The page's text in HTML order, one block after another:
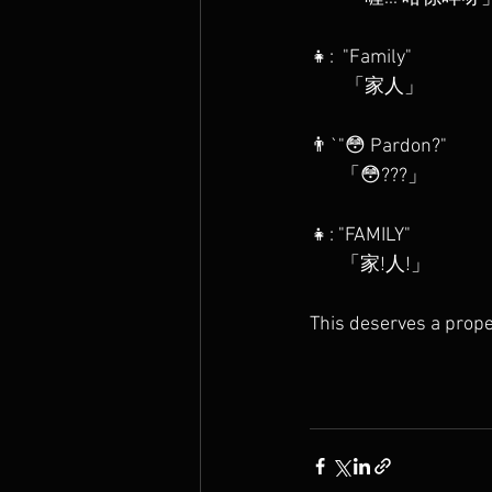
👧:  "Family"⁣
        「家人」
👨`"😳 Pardon?"⁣
       「😳???」
👧: "FAMILY"⁣
       「家!人!」
This deserves a